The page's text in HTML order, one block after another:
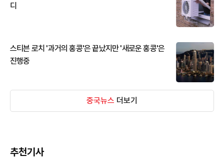
디
스티븐 로치 '과거의 홍콩'은 끝났지만 '새로운 홍콩'은
진행중
중국뉴스 더보기
추천기사